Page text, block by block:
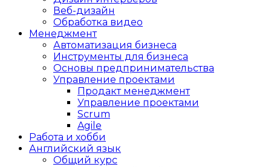
Веб-дизайн
Обработка видео
Менеджмент
Автоматизация бизнеса
Инструменты для бизнеса
Основы предпринимательства
Управление проектами
Продакт менеджмент
Управление проектами
Scrum
Agile
Работа и хобби
Английский язык
Общий курс